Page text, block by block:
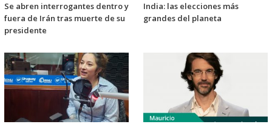
Se abren interrogantes dentro y
fuera de Irán tras muerte de su
presidente
India: las elecciones más
grandes del planeta